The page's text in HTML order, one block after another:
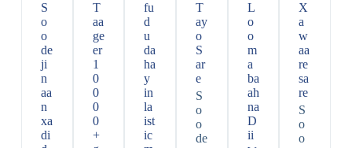
S
o
o
de
ji
n
aa
n
xa
di
T
aa
ge
er
1
0
0
0
0
+
fu
d
u
da
ha
y
in
la
ist
ic
T
ay
o
S
ar
e
S
o
o
de
L
o
o
m
a
ba
ah
na
D
ii
X
a
w
aa
re
sa
re
S
o
o